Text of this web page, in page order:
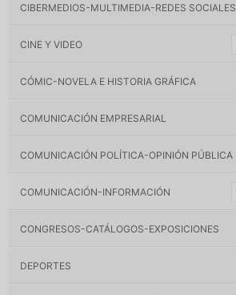
CIBERMEDIOS-MULTIMEDIA-REDES SOCIALES
CINE Y VIDEO
CÓMIC-NOVELA E HISTORIA GRÁFICA
COMUNICACIÓN EMPRESARIAL
COMUNICACIÓN POLÍTICA-OPINIÓN PÚBLICA
COMUNICACIÓN-INFORMACIÓN
CONGRESOS-CATÁLOGOS-EXPOSICIONES
DEPORTES